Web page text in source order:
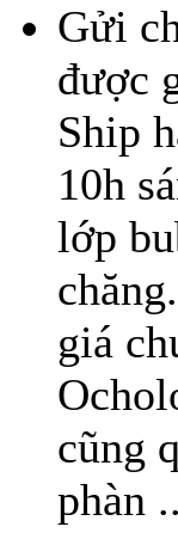
Gửi
được
Ship
10h
lớp
giá
cũng
phàn